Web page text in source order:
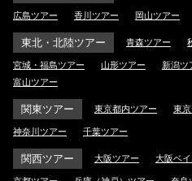
広島ツアー 香川ツアー 岡山ツアー
東北・北陸ツアー 青森ツアー
宮城・福島ツアー 山形ツアー 新潟ツ
富山ツアー
関東ツアー 東京都内ツアー 東
神奈川ツアー 千葉ツアー
関西ツアー 大阪ツアー 大阪ベ